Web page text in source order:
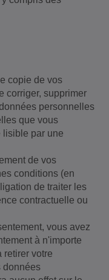
copie de vos
corriger, supprimer
personnelles
que vous
lisible par une
de vos
conditions (en
de traiter les
contractuelle ou
vous avez
à n'importe
retirer votre
données